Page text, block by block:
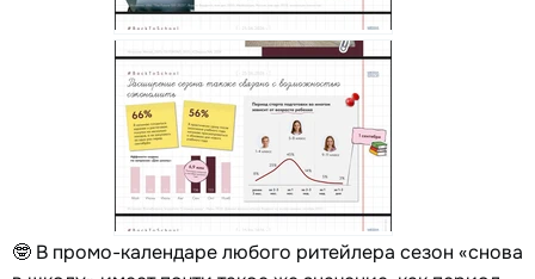
🤓 В промо-календаре любого ритейлера сезон «снова